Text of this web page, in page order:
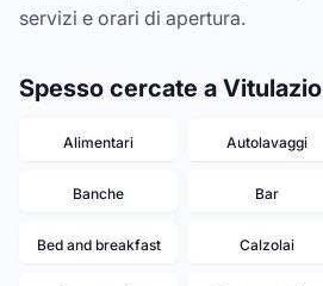
servizi e orari di apertura.
Spesso cercate a Vitulazio
Alimentari Autolavaggi
Banche Bar
Bed and breakfast Calzolai